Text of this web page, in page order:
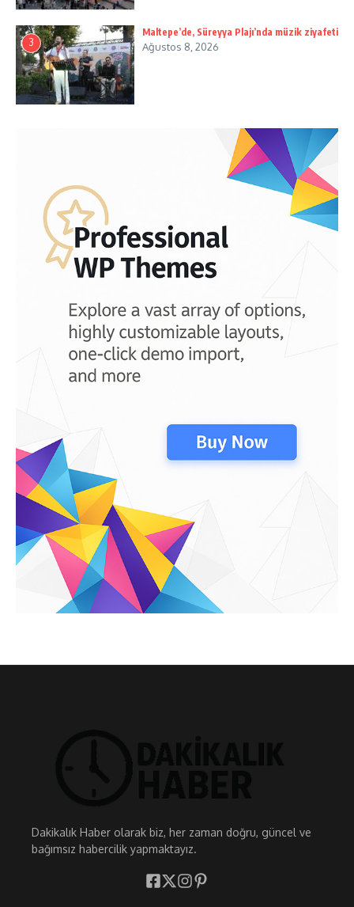
3
Maltepe’de, Süreyya Plajı’nda müzik ziyafeti
Ağustos 8, 2026
Dakikalık Haber olarak biz, her zaman doğru, güncel ve
bağımsız habercilik yapmaktayız.